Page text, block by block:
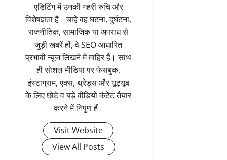
एडिटिंग में उनकी गहरी रुचि और
विशेषज्ञता है। चाहे वह घटना, दुर्घटना,
राजनीतिक, सामाजिक या अपराध से
जुड़ी खबरें हों, वे SEO आधारित
प्रभावी न्यूज लिखने में माहिर हैं। साथ
ही सोशल मीडिया पर फेसबुक,
इंस्टाग्राम, एक्स, थ्रेड्स और यूट्यूब
के लिए छोटे व बड़े वीडियो कंटेंट तैयार
करने में निपुण हैं।
Visit Website
View All Posts